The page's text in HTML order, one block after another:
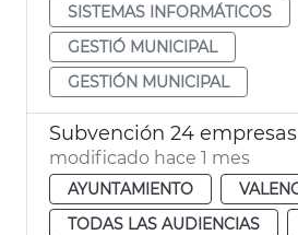
SISTEMAS INFORMÁTICOS
GESTIÓ MUNICIPAL
GESTIÓN MUNICIPAL
modificado hace 1 mes
AYUNTAMIENTO
TODAS LAS AUDIENCIAS